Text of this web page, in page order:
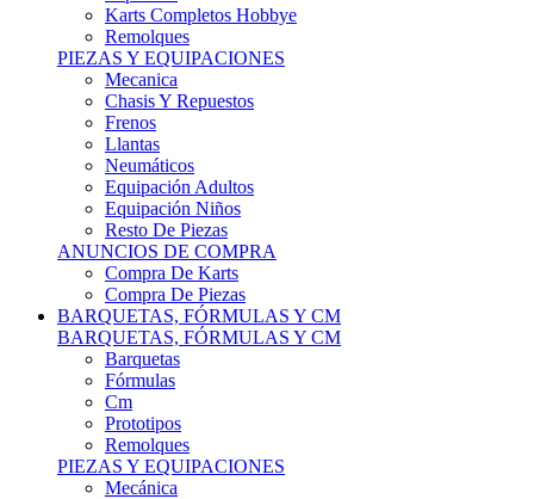
Remolques
PIEZAS Y EQUIPACIONES
Mecanica
Chasis Y Repuestos
Frenos
Llantas
Neumáticos
Equipación Adultos
Equipación Niños
Resto De Piezas
ANUNCIOS DE COMPRA
Compra De Karts
Compra De Piezas
BARQUETAS, FÓRMULAS Y CM
BARQUETAS, FÓRMULAS Y CM
Barquetas
Fórmulas
Cm
Prototipos
Remolques
PIEZAS Y EQUIPACIONES
Mecánica
Electrónica